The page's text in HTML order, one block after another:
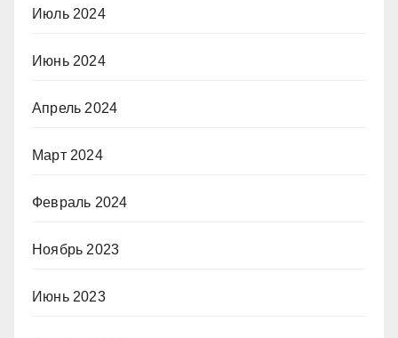
Июль 2024
Июнь 2024
Апрель 2024
Март 2024
Февраль 2024
Ноябрь 2023
Июнь 2023